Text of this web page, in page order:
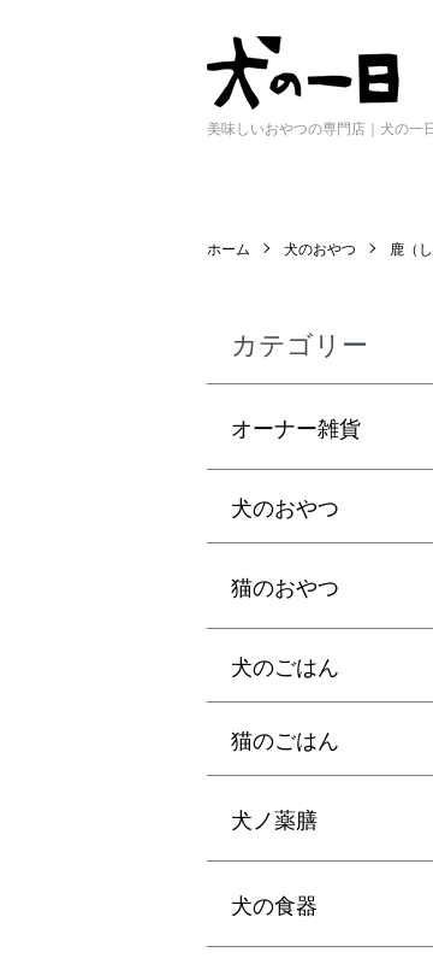
美味しいおやつの専門店｜犬の一
ホーム 犬のおやつ 鹿（し
カテゴリー
オーナー雑貨
犬のおやつ
猫のおやつ
犬のごはん
猫のごはん
犬ノ薬膳
犬の食器